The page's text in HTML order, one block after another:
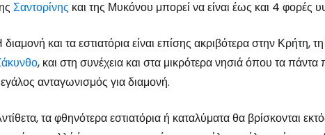
Σαντορίνης και της Μυκόνου μπορεί να είναι έως και 4 φορές
διαμονή και τα εστιατόρια είναι επίσης ακριβότερα στην Κρήτη, τη
, και στη συνέχεια και στα μικρότερα νησιά όπου τα πάντα
ανταγωνισμός για διαμονή.
τα φθηνότερα εστιατόρια ή καταλύματα θα βρίσκονται